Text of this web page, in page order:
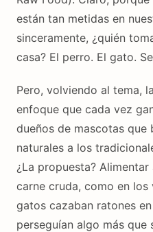
están tan metidas en
sinceramente, ¿quién
casa? El perro. El gato.
Pero, volviendo al tema,
enfoque que cada vez
dueños de mascotas que
naturales a los
¿La propuesta?
carne cruda, como en
gatos cazaban ratones
perseguían algo más que